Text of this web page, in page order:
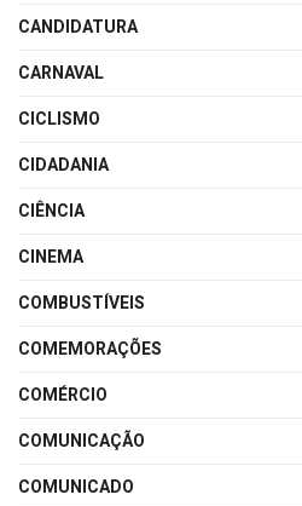
CANDIDATURA
CARNAVAL
CICLISMO
CIDADANIA
CIÊNCIA
CINEMA
COMBUSTÍVEIS
COMEMORAÇÕES
COMÉRCIO
COMUNICAÇÃO
COMUNICADO